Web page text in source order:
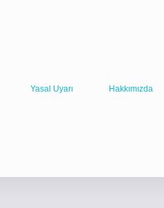
Yasal Uyarı Hakkımızda